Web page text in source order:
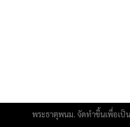
พระธาตุพนม. จัดทำขึ้นเพื่อเป็